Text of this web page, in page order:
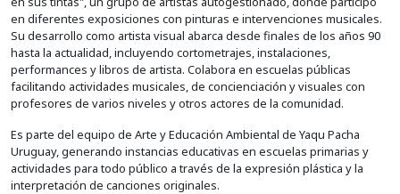
en diferentes exposiciones con pinturas e intervenciones musicales.
Su desarrollo como artista visual abarca desde finales de los años 90
hasta la actualidad, incluyendo cortometrajes, instalaciones,
performances y libros de artista. Colabora en escuelas públicas
facilitando actividades musicales, de concienciación y visuales con
profesores de varios niveles y otros actores de la comunidad.
Es parte del equipo de Arte y Educación Ambiental de Yaqu Pacha
Uruguay, generando instancias educativas en escuelas primarias y
actividades para todo público a través de la expresión plástica y la
interpretación de canciones originales.